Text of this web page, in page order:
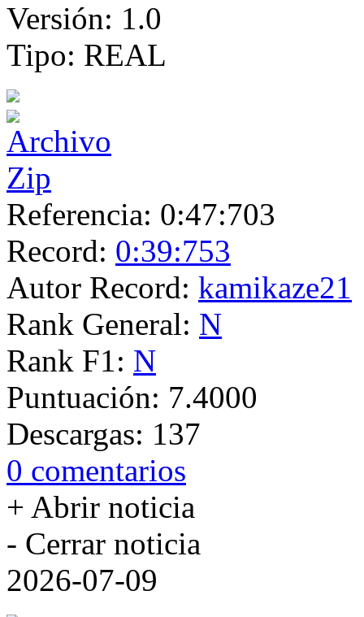
Versión: 1.0
Tipo: REAL
Referencia: 0:47:703
Record: 0:39:753
Autor Record: kamikaze21
Rank General: N
Rank F1: N
Puntuación: 7.4000
Descargas: 137
0 comentarios
+ Abrir noticia
- Cerrar noticia
2026-07-09